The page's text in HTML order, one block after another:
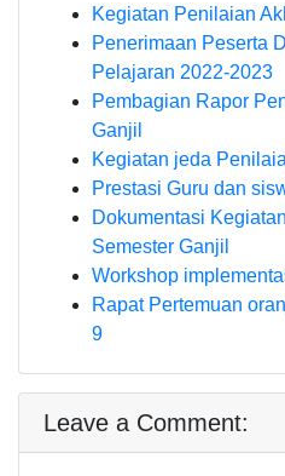
Kegiatan Penilaian
Penerimaan Peserta
Pelajaran 2022-2023
Pembagian Rapor
Ganjil
Kegiatan jeda
Prestasi Guru dan
Dokumentasi
Semester Ganjil
Workshop
Rapat Pertemuan
9
Leave a Comment: